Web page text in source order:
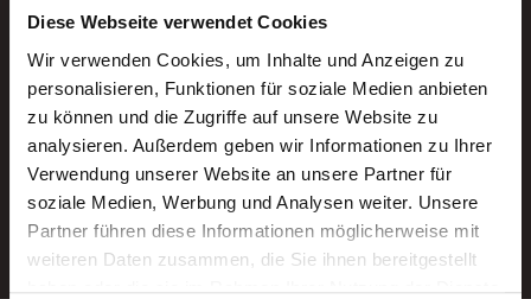
Diese Webseite verwendet Cookies
Wir verwenden Cookies, um Inhalte und Anzeigen zu
personalisieren, Funktionen für soziale Medien anbieten
zu können und die Zugriffe auf unsere Website zu
analysieren. Außerdem geben wir Informationen zu Ihrer
Verwendung unserer Website an unsere Partner für
soziale Medien, Werbung und Analysen weiter. Unsere
Partner führen diese Informationen möglicherweise mit
weiteren Daten zusammen, die Sie ihnen bereitgestellt
Neue Stellen per E-Mail.
Ein kostenloser Service von AWO
Jobs.
E-Mail-Adresse eintragen